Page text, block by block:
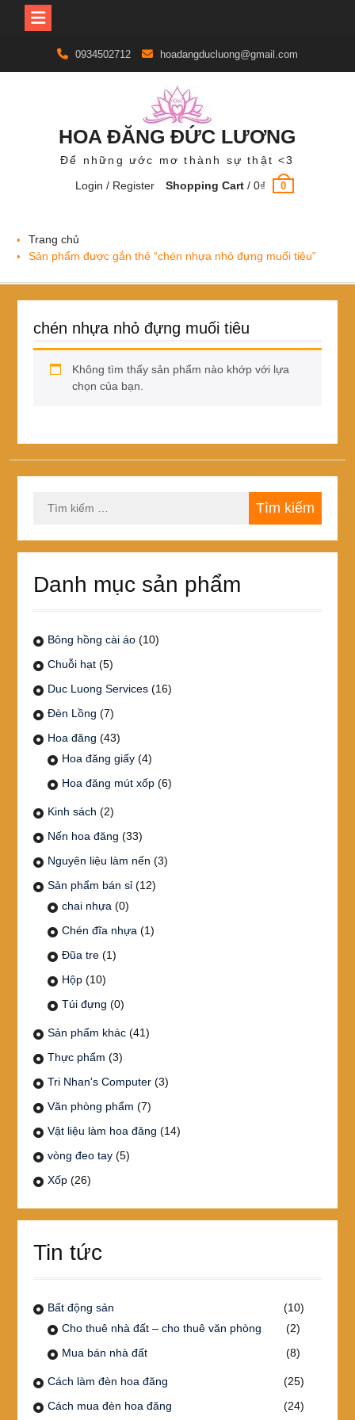
content
0934502712 hoadangducluong@gmail.com
HOA ĐĂNG ĐỨC LƯƠNG
Để những ước mơ thành sự thật <3
Login / Register
Shopping Cart /0₫ 0
Trang chủ
Sản phẩm được gắn thẻ “chén nhựa nhỏ đựng muối tiêu”
chén nhựa nhỏ đựng muối tiêu
Không tìm thấy sản phẩm nào khớp với lựa
chọn của bạn.
kiếm
Danh mục sản phẩm
Bông hồng cài áo (10)
Chuỗi hạt (5)
Duc Luong Services (16)
Đèn Lồng (7)
Hoa đăng (43)
Hoa đăng giấy (4)
Hoa đăng mút xốp (6)
Kinh sách (2)
Nến hoa đăng (33)
Nguyên liệu làm nến (3)
Sản phẩm bán sỉ (12)
chai nhựa (0)
Chén đĩa nhựa (1)
Đũa tre (1)
Hộp (10)
Túi đựng (0)
Sản phẩm khác (41)
Thực phẩm (3)
Tri Nhan's Computer (3)
Văn phòng phẩm (7)
Vật liệu làm hoa đăng (14)
vòng đeo tay (5)
Xốp (26)
Tin tức
Bất động sản
(10)
Cho thuê nhà đất – cho thuê văn phòng
(2)
Mua bán nhà đất
(8)
Cách làm đèn hoa đăng
(25)
Cách mua đèn hoa đăng
(24)